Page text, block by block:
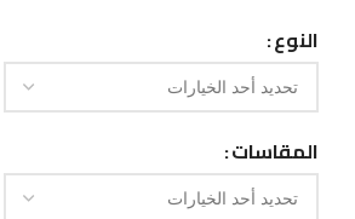
النوع
المقاسات